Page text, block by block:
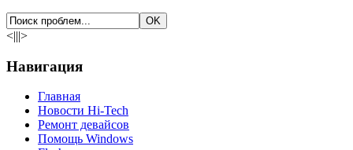
<|||>
Навигация
Главная
Новости Hi-Tech
Ремонт девайсов
Помощь Windows